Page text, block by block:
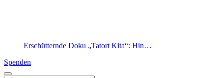
Erschütternde Doku „Tatort Kita“: Hin…
Spenden